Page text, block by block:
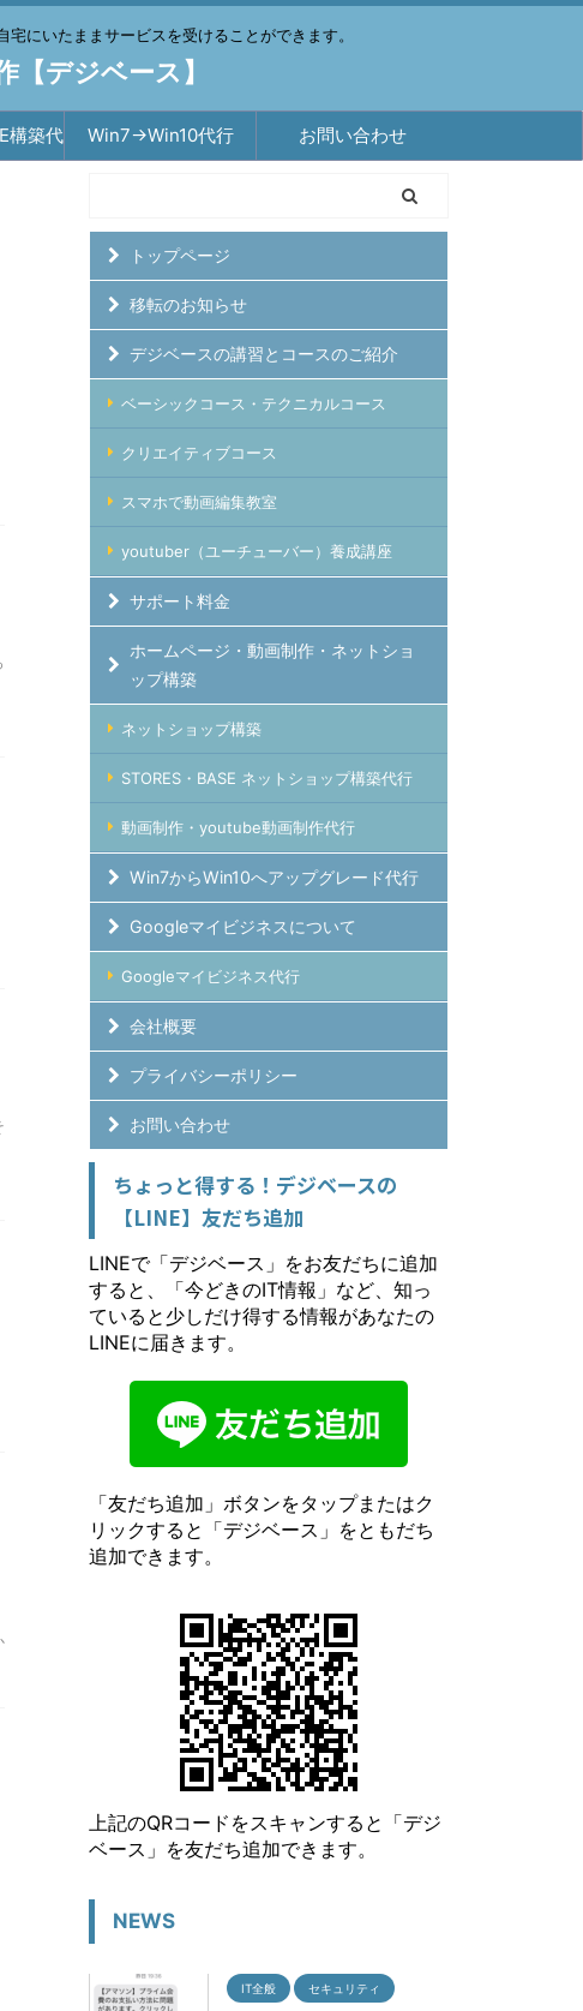
にいたままサービスを受けることができます。
デジベース】
構築代 Win7→Win10代行 お問い合わせ
トップページ
移転のお知らせ
デジベースの講習とコースのご紹介
ベーシックコース・テクニカルコース
クリエイティブコース
スマホで動画編集教室
youtuber（ユーチューバー）養成講座
サポート料金
ホームページ・動画制作・ネットショ
ップ構築
ネットショップ構築
STORES・BASE ネットショップ構築代行
動画制作・youtube動画制作代行
Win7からWin10へアップグレード代行
Googleマイビジネスについて
Googleマイビジネス代行
会社概要
プライバシーポリシー
お問い合わせ
ちょっと得する！デジベースの
【LINE】友だち追加
LINEで「デジベース」をお友だちに追加
すると、「今どきのIT情報」など、知っ
ていると少しだけ得する情報があなたの
LINEに届きます。
「友だち追加」ボタンをタップまたはク
リックすると「デジベース」をともだち
追加できます。
上記のQRコードをスキャンすると「デジ
ベース」を友だち追加できます。
NEWS
IT全般 セキュリティ